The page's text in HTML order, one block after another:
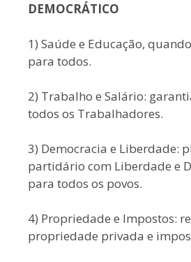
DEMOCRÁTICO
1) Saúde e Educação,
para todos.
2) Trabalho e Salário:
todos os Trabalhadores.
3) Democracia e Liberdade:
partidário com Liberdade e
para todos os povos.
4) Propriedade e Impostos:
propriedade privada e